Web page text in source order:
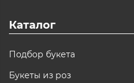
Каталог
Подбор букета
Букеты из роз